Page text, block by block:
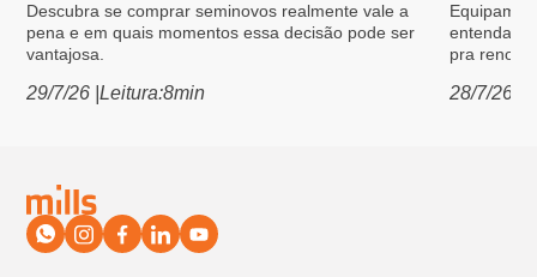
Descubra se comprar seminovos realmente vale a
pena e em quais momentos essa decisão pode ser
vantajosa.
29/7/26 |Leitura:8min
entenda
pra
28/7/26